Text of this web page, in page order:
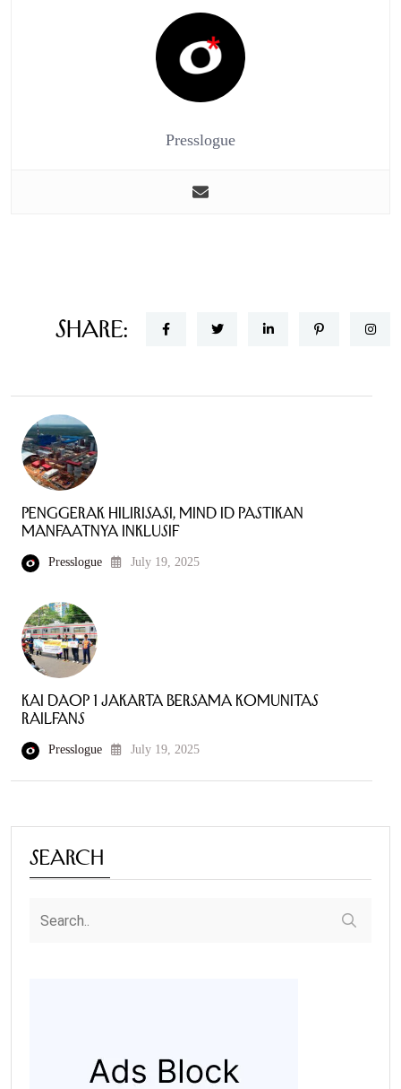
Presslogue
Share:
Penggerak Hilirisasi, MIND ID Pastikan
Manfaatnya Inklusif
Presslogue July 19, 2025
KAI Daop 1 Jakarta Bersama Komunitas
Railfans
Presslogue July 19, 2025
Search